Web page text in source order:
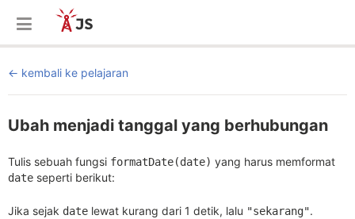
kembali ke pelajaran
Ubah menjadi tanggal yang berhubungan
Tulis sebuah fungsi formatDate(date) yang harus memformat
date seperti berikut:
Jika sejak date lewat kurang dari 1 detik, lalu "sekarang".